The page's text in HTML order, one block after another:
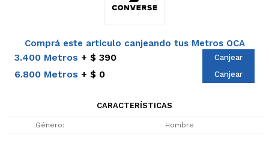
Comprá este artículo canjeando tus Metros OCA
3.400 Metros $ 390 Canjear
6.800 Metros $ 0 Canjear
CARACTERÍSTICAS
Género Hombre